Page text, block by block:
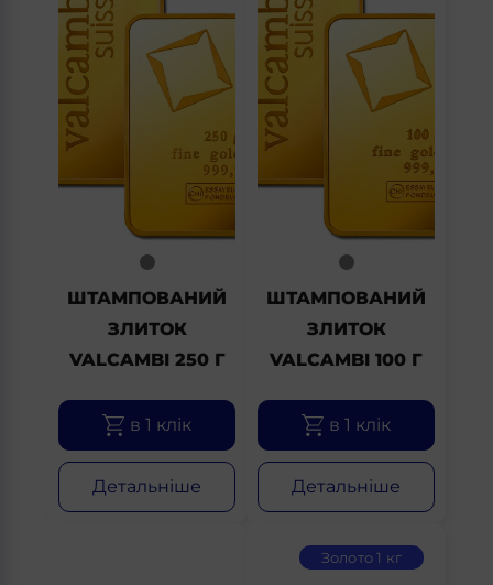
ШТАМПОВАНИЙ
ЗЛИТОК
VALCAMBI 250 Г
в 1 клік
Детальніше
ШТАМПОВАНИЙ
ЗЛИТОК
VALCAMBI 100 Г
в 1 клік
Детальніше
Золото 1 кг